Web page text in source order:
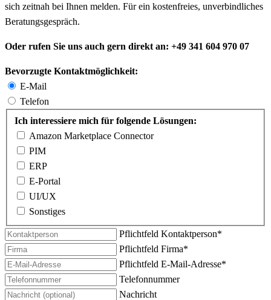
sich zeitnah bei Ihnen melden. Für ein kostenfreies, unverbindliches
Beratungsgespräch.
Oder rufen Sie uns auch gern direkt an: +49 341 604 970 07
Bevorzugte Kontaktmöglichkeit:
E-Mail
Telefon
Ich interessiere mich für folgende Lösungen:
Amazon Marketplace Connector
PIM
ERP
E-Portal
UI/UX
Sonstiges
Pflichtfeld Kontaktperson*
Pflichtfeld Firma*
Pflichtfeld E-Mail-Adresse*
Telefonnummer
Nachricht